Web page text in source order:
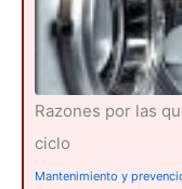
Razones por las
ciclo
Mantenimiento y